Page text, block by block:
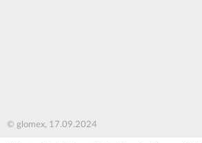
© glomex, 17.09.2024